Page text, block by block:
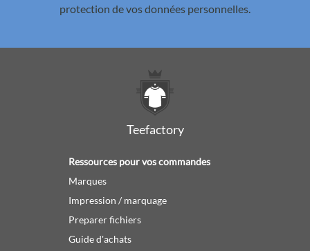
protection de vos données personnelles.
Teefactory
Ressources pour vos commandes
Marques
Impression / marquage
Preparer fichiers
Guide d'achats